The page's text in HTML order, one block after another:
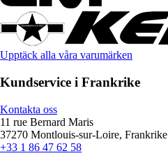
Upptäck alla våra varumärken
Kundservice i Frankrike
Kontakta oss
11 rue Bernard Maris
37270 Montlouis-sur-Loire, Frankrike
+33 1 86 47 62 58